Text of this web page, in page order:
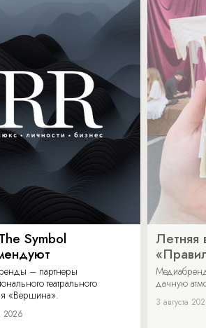
Symbol
– партнеры
театрального
«Вершина».
2026
Летняя
дачную
3 августа